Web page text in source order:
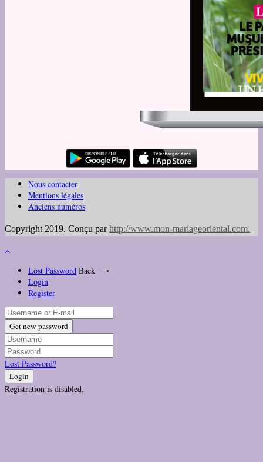
Nous contacter
Mentions légales
Anciens numéros
Copyright 2019. Conçu parhttp://www.mon-mariageoriental.com.
Lost Password Back ⟶
Login
Register
Get new password
Lost Password?
Login
Registration is disabled.